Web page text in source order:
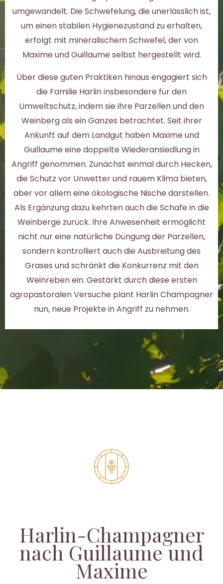
umgewandelt. Die Schwefelung, die unerlässlich ist,
um einen stabilen Hygienezustand zu erhalten,
erfolgt mit mineralischem Schwefel, der von
Maxime und Guillaume selbst hergestellt wird.
Über diese guten Praktiken hinaus engagiert sich
die Familie Harlin insbesondere für den
Umweltschutz, indem sie ihre Parzellen und den
Weinberg als ein Ganzes betrachtet. Seit ihrer
Ankunft auf dem Landgut haben Maxime und
Guillaume eine doppelte Wiederansiedlung in
Angriff genommen. Zunächst einmal durch Hecken,
die Schutz vor Unwetter und rauem Klima bieten,
aber vor allem eine ökologische Nische darstellen.
Als Ergänzung dazu kehrten auch die Schafe in die
Weinberge zurück. Ihre Anwesenheit ermöglicht
nicht nur eine natürliche Düngung der Parzellen,
sondern kontrolliert auch die Ausbreitung des
Grases und schränkt die Konkurrenz mit den
Weinreben ein. Gestärkt durch diese ersten
agropastoralen Versuche plant Harlin Champagner
nun, neue Projekte in Angriff zu nehmen.
Harlin-Champagner
nach Guillaume und
Maxime